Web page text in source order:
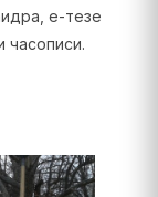
е-тезе
часописи.